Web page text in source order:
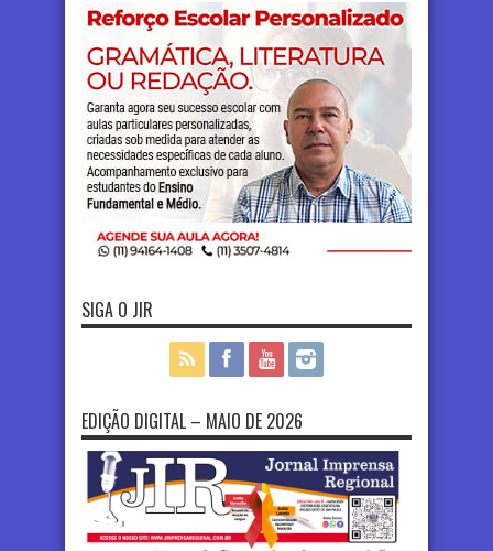
SIGA O JIR
EDIÇÃO DIGITAL – MAIO DE 2026